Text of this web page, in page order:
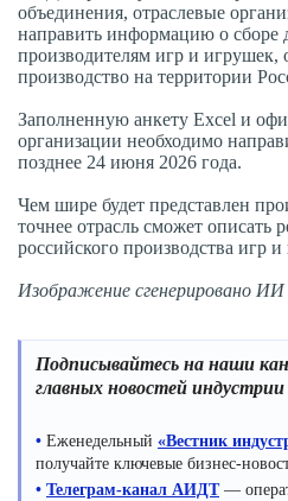
объединения, отраслевые
направить информацию о
производителям игр и
производство на территории
Заполненную анкету Excel и
организации необходимо
позднее 24 июня 2026 года.
Чем шире будет представлен
точнее отрасль сможет описать
российского производства игр
Изображение сгенерировано ИИ
Подписывайтесь на наши
главных новостей
• Еженедельный «Вестник
получайте ключевые бизнес-
• Телеграм-канал АИДТ—